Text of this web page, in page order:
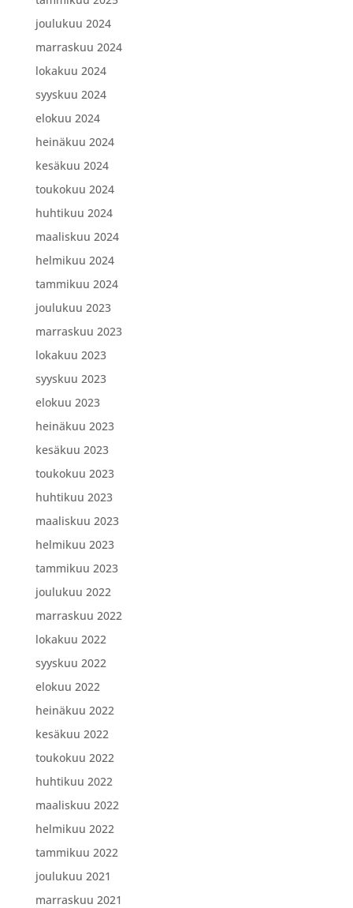
joulukuu 2024
marraskuu 2024
lokakuu 2024
syyskuu 2024
elokuu 2024
heinäkuu 2024
kesäkuu 2024
toukokuu 2024
huhtikuu 2024
maaliskuu 2024
helmikuu 2024
tammikuu 2024
joulukuu 2023
marraskuu 2023
lokakuu 2023
syyskuu 2023
elokuu 2023
heinäkuu 2023
kesäkuu 2023
toukokuu 2023
huhtikuu 2023
maaliskuu 2023
helmikuu 2023
tammikuu 2023
joulukuu 2022
marraskuu 2022
lokakuu 2022
syyskuu 2022
elokuu 2022
heinäkuu 2022
kesäkuu 2022
toukokuu 2022
huhtikuu 2022
maaliskuu 2022
helmikuu 2022
tammikuu 2022
joulukuu 2021
marraskuu 2021